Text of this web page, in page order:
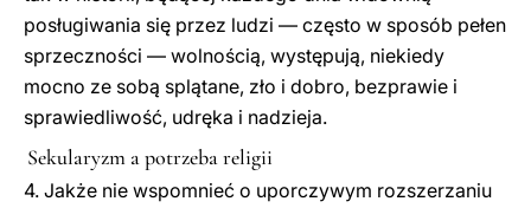
posługiwania się przez ludzi — często w sposób pełen
sprzeczności — wolnością, występują, niekiedy
mocno ze sobą splątane, zło i dobro, bezprawie i
sprawiedliwość, udręka i nadzieja.
Sekularyzm a potrzeba religii
4. Jakże nie wspomnieć o uporczywym rozszerzaniu